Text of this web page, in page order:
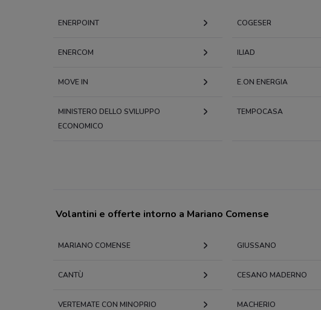
ENERPOINT COGESER
ENERCOM ILIAD
MOVE IN E.ON ENERGIA
MINISTERO DELLO SVILUPPO
ECONOMICO
TEMPOCASA
Volantini e offerte intorno a Mariano Comense
MARIANO COMENSE GIUSSANO
CANTÙ CESANO MADERNO
VERTEMATE CON MINOPRIO MACHERIO